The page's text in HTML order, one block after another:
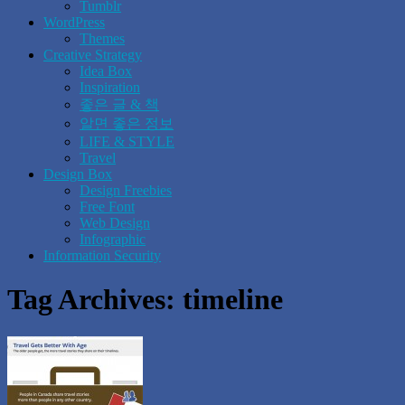
Tumblr
WordPress
Themes
Creative Strategy
Idea Box
Inspiration
좋은 글 & 책
알면 좋은 정보
LIFE & STYLE
Travel
Design Box
Design Freebies
Free Font
Web Design
Infographic
Information Security
Tag Archives: timeline